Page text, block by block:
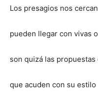
Los presagios nos
pueden llegar con vivas
son quizá las
que acuden con su estilo